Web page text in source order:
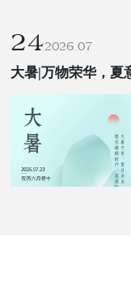
242026.07
大暑|万物荣华，夏